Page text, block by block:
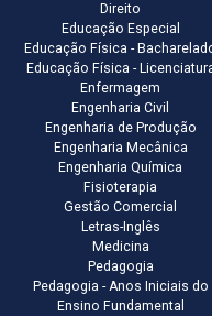
Direito
Educação Especial
Educação Física -
Educação Física -
Enfermagem
Engenharia Civil
Engenharia de Produção
Engenharia Mecânica
Engenharia Química
Fisioterapia
Gestão Comercial
Letras-Inglês
Medicina
Pedagogia
Pedagogia - Anos Iniciais do
Ensino Fundamental